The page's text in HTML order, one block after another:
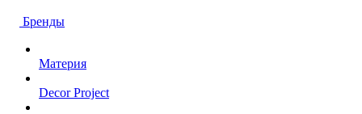
Бренды
Материя
Decor Project